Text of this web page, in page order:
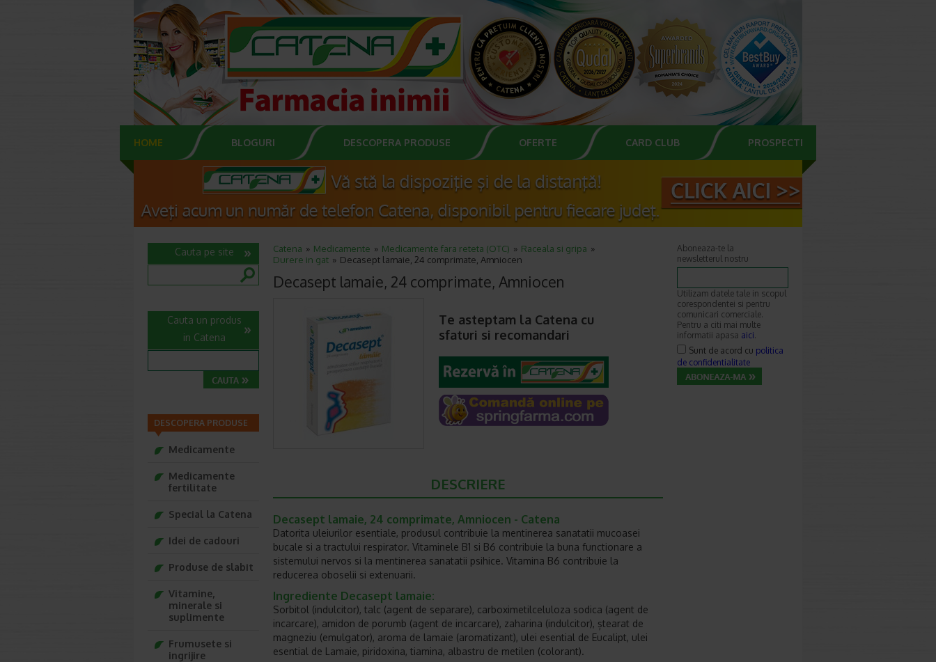
HOME BLOGURI DESCOPERA PRODUSE OFERTE CARD CLUB PROSPECTE
Catena Medicamente Medicamente fara reteta (OTC)
Raceala si gripa
Durere in gat
Decasept lamaie, 24 comprimate, Amniocen
Decasept lamaie, 24 comprimate, Amniocen
Te asteptam la Catena cu
sfaturi si recomandari
DESCRIERE
Decasept lamaie, 24 comprimate, Amniocen - Catena
Datorita uleiurilor esentiale, produsul contribuie la mentinerea sanatatii mucoasei
bucale si a tractului respirator. Vitaminele B1 si B6 contribuie la buna functionare a
sistemului nervos si la mentinerea sanatatii psihice. Vitamina B6 contribuie la
reducerea oboselii si extenuarii.
Ingrediente Decasept lamaie:
Sorbitol (indulcitor), talc (agent de separare), carboximetilceluloza sodica (agent de
incarcare), amidon de porumb (agent de incarcare), zaharina (indulcitor), ștearat de
magneziu (emulgator), aroma de lamaie (aromatizant), ulei esential de Eucalipt, ulei
esential de Lamaie, piridoxina, tiamina, albastru de metilen (colorant).
Cauta pe site
Cauta un produs
in Catena
DESCOPERA PRODUSE
Medicamente
Medicamente
fertilitate
Special la Catena
Idei de cadouri
Produse de slabit
Vitamine,
minerale si
suplimente
Frumusete si
ingrijire
Aboneaza-te la
newsletterul nostru
Utilizam datele tale in scopul
corespondentei si pentru
comunicari comerciale.
Pentru a citi mai multe
informatii apasa aici.
Sunt de acord cu politica
de confidentialitate